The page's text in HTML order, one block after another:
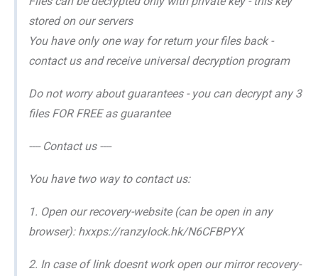
stored on our servers
You have only one way for return your files back -
contact us and receive universal decryption program
Do not worry about guarantees - you can decrypt any 3
files FOR FREE as guarantee
---- Contact us ----
You have two way to contact us:
1. Open our recovery-website (can be open in any
browser): hxxps://ranzylock.hk/N6CFBPYX
2. In case of link doesnt work open our mirror recovery-